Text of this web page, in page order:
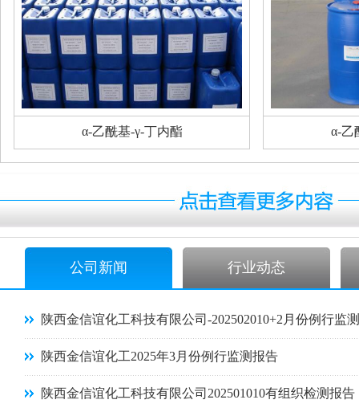
α-乙酰基-γ-丁内酯 α-乙
公司新闻 行业动态
陕西金信谊化工科技有限公司-202502010+2月份例行监
陕西金信谊化工2025年3月份例行监测报告
陕西金信谊化工科技有限公司202501010有组织检测报告